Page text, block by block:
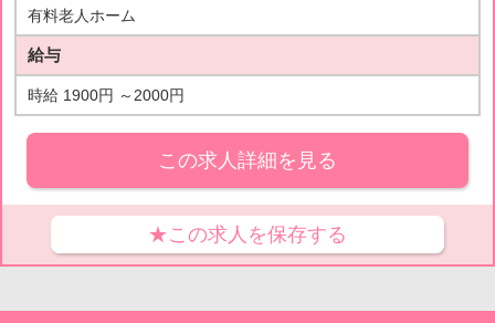
有料老人ホーム
給与
時給 1900円 ～2000円
この求人詳細を見る
★この求人を保存する